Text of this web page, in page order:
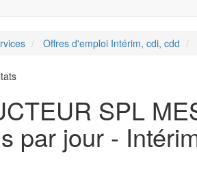
Offres d'emploi Intérim, cdi, cdd
SPL
par jour -